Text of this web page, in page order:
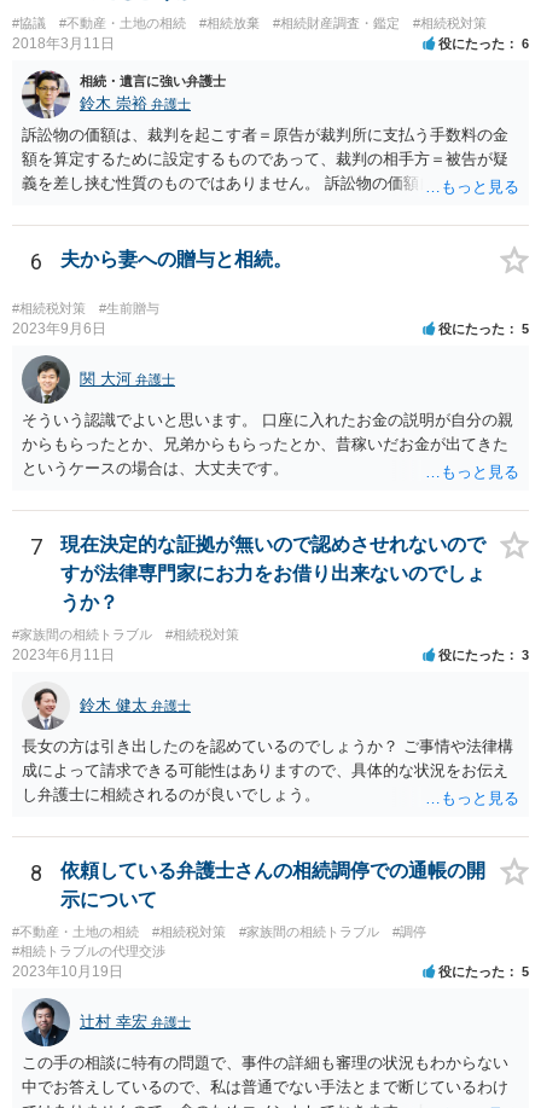
#協議 #不動産・土地の相続 #相続放棄 #相続財産調査・鑑定 #相続税対策
2018年3月11日 役にたった 6
相続・遺言に強い弁護士
鈴木 崇裕 弁護士
訴訟物の価額は、裁判を起こす者＝原告が裁判所に支払う手数料の金
額を算定するために設定するものであって、裁判の相手方＝被告が疑
義を差し挟む性質のものではありません。 訴訟物の価額自体が裁判の
したとしても、変更されることはありません。
6 夫から妻への贈与と相続。
#相続税対策 #生前贈与
2023年9月6日 役にたった 5
関 大河 弁護士
そういう認識でよいと思います。 口座に入れたお金の説明が自分の親
からもらったとか、兄弟からもらったとか、昔稼いだお金が出てきた
というケースの場合は、大丈夫です。
7
現在決定的な証拠が無いので認めさせれないので
すが法律専門家にお力をお借り出来ないのでしょ
うか？
#家族間の相続トラブル #相続税対策
2023年6月11日 役にたった 3
鈴木 健太 弁護士
長女の方は引き出したのを認めているのでしょうか？ ご事情や法律構
成によって請求できる可能性はありますので、具体的な状況をお伝え
し弁護士に相続されるのが良いでしょう。
8
依頼している弁護士さんの相続調停での通帳の開
示について
#不動産・土地の相続 #相続税対策 #家族間の相続トラブル
#調停
#相続トラブルの代理交渉
2023年10月19日 役にたった 5
辻村 幸宏 弁護士
この手の相談に特有の問題で、事件の詳細も審理の状況もわからない
中でお答えしているので、私は普通でない手法とまで断じているわけ